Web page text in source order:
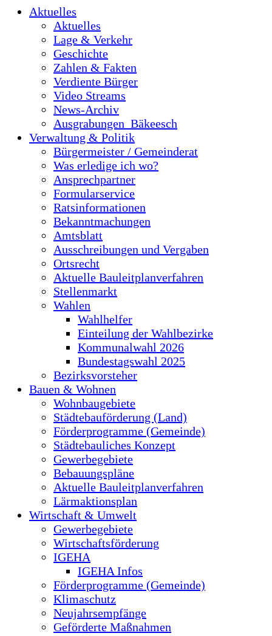
Aktuelles
Aktuelles
Lage & Verkehr
Geschichte
Zahlen & Fakten
Verdiente Bürger
Video Streams
News-Archiv
Ausgrabungen_Bäkeesch
Verwaltung & Politik
Bürgermeister / Gemeinderat
Was erledige ich wo?
Ansprechpartner
Formularservice
Ratsinformationen
Bekanntmachungen
Amtsblatt
Ausschreibungen und Vergaben
Ortsrecht
Aktuelle Bauleitplanverfahren
Stellenmarkt
Wahlen
Wahlhelfer
Einteilung der Wahlbezirke
Kommunalwahl 2026
Bundestagswahl 2025
Bezirksvorsteher
Bauen & Wohnen
Wohnbaugebiete
Städtebauförderung (Land)
Förderprogramme (Gemeinde)
Städtebauliches Konzept
Gewerbegebiete
Bebauungspläne
Aktuelle Bauleitplanverfahren
Lärmaktionsplan
Wirtschaft & Umwelt
Gewerbegebiete
Wirtschaftsförderung
IGEHA
IGEHA Infos
Förderprogramme (Gemeinde)
Klimaschutz
Neujahrsempfänge
Geförderte Maßnahmen